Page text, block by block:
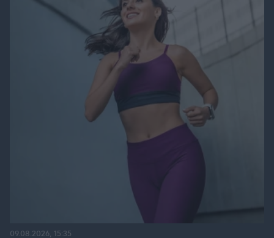
09.08.2026, 15:35